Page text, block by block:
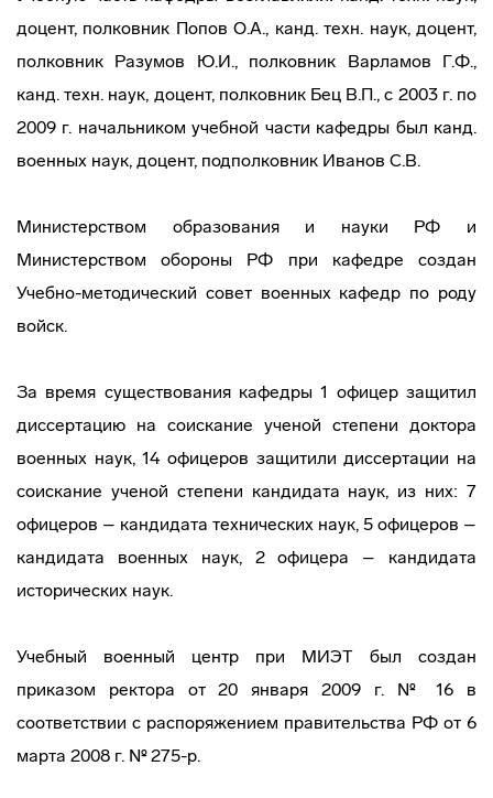
доцент, полковник Попов О.А., канд. техн. наук, доцент,
полковник Разумов Ю.И., полковник Варламов Г.Ф.,
канд. техн. наук, доцент, полковник Бец В.П., с 2003 г. по
2009 г. начальником учебной части кафедры был канд.
военных наук, доцент, подполковник Иванов С.В.
Министерством образования и науки РФ и
Министерством обороны РФ при кафедре создан
Учебно-методический совет военных кафедр по роду
войск.
За время существования кафедры 1 офицер защитил
диссертацию на соискание ученой степени доктора
военных наук, 14 офицеров защитили диссертации на
соискание ученой степени кандидата наук, из них: 7
офицеров – кандидата технических наук, 5 офицеров –
кандидата военных наук, 2 офицера – кандидата
исторических наук.
Учебный военный центр при МИЭТ был создан
приказом ректора от 20 января 2009 г. № 16 в
соответствии с распоряжением правительства РФ от 6
марта 2008 г. № 275-р.